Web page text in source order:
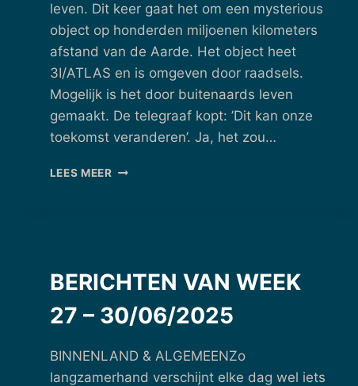
leven. Dit keer gaat het om een mysterious
object op honderden miljoenen kilometers
afstand van de Aarde. Het object heet
3I/ATLAS en is omgeven door raadsels.
Mogelijk is het door buitenaards leven
gemaakt. De telegraaf kopt: ’Dit kan onze
toekomst veranderen’. Ja, het zou…
LEES MEERBERICHTEN
BERICHTEN VAN WEEK
27 – 30/06/2025
BINNENLAND & ALGEMEENZo
langzamerhand verschijnt elke dag wel iets